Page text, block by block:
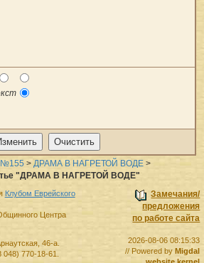
№155 > ДРАМА В НАГРЕТОЙ ВОДЕ >
"ДРАМА В НАГРЕТОЙ ВОДЕ"
Замечания/
предложения
по работе сайта
2026-08-06 08:15:33
// Powered by Migdal
Клубом Еврейского
Центра
46-а.
048) 770-18-61